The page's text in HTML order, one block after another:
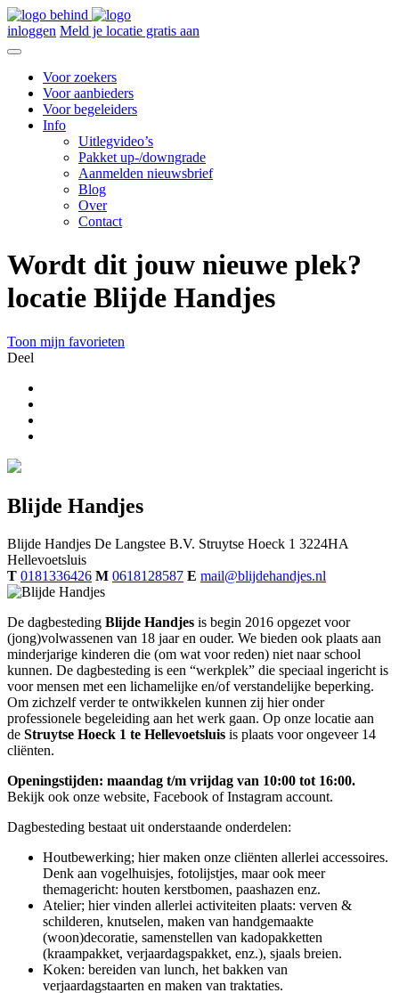
inloggen Meld je locatie gratis aan
Voor zoekers
Voor aanbieders
Voor begeleiders
Info
Uitlegvideo’s
Pakket up-/downgrade
Aanmelden nieuwsbrief
Blog
Over
Contact
Wordt dit jouw nieuwe plek?
locatie Blijde Handjes
Toon mijn favorieten
Deel
Blijde Handjes
Blijde Handjes De Langstee B.V. Struytse Hoeck 1 3224HA
Hellevoetsluis
T 0181336426 M 0618128587 E mail@blijdehandjes.nl
De dagbesteding Blijde Handjes is begin 2016 opgezet voor
(jong)volwassenen van 18 jaar en ouder. We bieden ook plaats aan
minderjarige kinderen die (om wat voor reden) niet naar school
kunnen. De dagbesteding is een “werkplek” die speciaal ingericht is
voor mensen met een lichamelijke en/of verstandelijke beperking.
Om zichzelf verder te ontwikkelen kunnen zij hier onder
professionele begeleiding aan het werk gaan. Op onze locatie aan
de Struytse Hoeck 1 te Hellevoetsluis is plaats voor ongeveer 14
cliënten.
Openingstijden: maandag t/m vrijdag van 10:00 tot 16:00.
Bekijk ook onze website, Facebook of Instagram account.
Dagbesteding bestaat uit onderstaande onderdelen:
Houtbewerking; hier maken onze cliënten allerlei accessoires.
Denk aan vogelhuisjes, fotolijstjes, maar ook meer
themagericht: houten kerstbomen, paashazen enz.
Atelier; hier vinden allerlei activiteiten plaats: verven &
schilderen, knutselen, maken van handgemaakte
(woon)decoratie, samenstellen van kadopakketten
(kraampakket, verjaardagspakket, enz.), sjaals breien.
Koken: bereiden van lunch, het bakken van
verjaardagstaarten en maken van traktaties.